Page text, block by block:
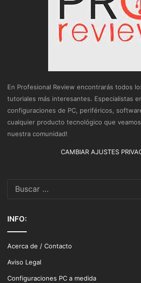
En Profesional Review encontrarás todos
tutoriales más interesantes. Especialistas
configuraciones de PC, periféricos,
cualquier producto tecnológico que
nuestra comunidad!
CAMBIAR AJUSTES
INFO:
Acerca de / Contacto
Aviso Legal
Configuraciones PC a medida